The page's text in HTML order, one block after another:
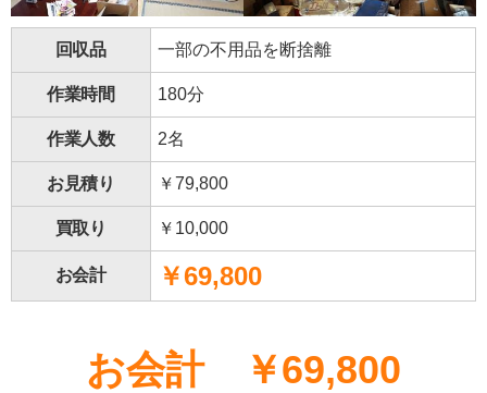
回収品 一部の不用品を断捨離
作業時間 180分
作業人数 2名
お見積り ￥79,800
買取り ￥10,000
お会計 ￥69,800
お会計 ￥69,800